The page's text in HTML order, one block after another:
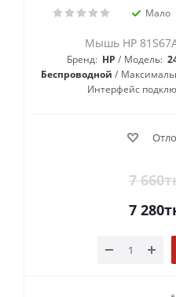
Мало
Мышь HP
Бренд: HP Модель:
Беспроводной
Интерфейс
7 660
7 280